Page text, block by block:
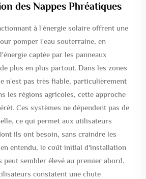
des Nappes Phréatiques
à l'énergie solaire offrent une
pomper l'eau souterraine, en
captée par les panneaux
plus en plus partout. Dans les zones
n'est pas très fiable, particulièrement
les régions agricoles, cette approche
Ces systèmes ne dépendent pas de
ce qui permet aux utilisateurs
ils ont besoin, sans craindre les
entendu, le coût initial d'installation
peut sembler élevé au premier abord,
constatent une chute